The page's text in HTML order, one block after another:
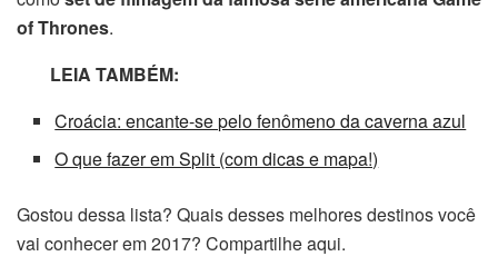
of Thrones.
LEIA TAMBÉM:
Croácia: encante-se pelo fenômeno da caverna azul
O que fazer em Split (com dicas e mapa!)
Gostou dessa lista? Quais desses melhores destinos você
vai conhecer em 2017? Compartilhe aqui.